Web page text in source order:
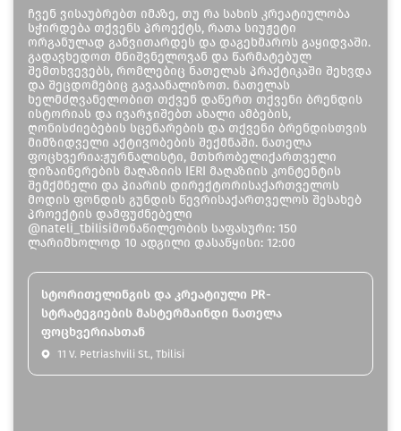
ჩვენ ვისაუბრებთ იმაზე, თუ რა სახის კრეატიულობა
სჭირდება თქვენს პროექტს, რათა სიუჟეტი
ორგანულად განვითარდეს და დაგეხმაროს გაყიდვაში.
გადავხედოთ მნიშვნელოვან და წარმატებულ
შემთხვევებს, რომლებიც ნათელას პრაქტიკაში შეხვდა
და შეცდომებიც გავაანალიზოთ. ნათელას
ხელმძღვანელობით თქვენ დაწერთ თქვენი ბრენდის
ისტორიას და ივარჯიშებთ ახალი ამბების,
ღონისძიებების სცენარების და თქვენი ბრენდისთვის
მიმზიდველი აქტივობების შექმნაში. ნათელა
ფოცხვერია:ჟურნალისტი, მთხრობელიქართველი
დიზაინერების მაღაზიის IERI მაღაზიის კონტენტის
შემქმნელი და პიარის დირექტორისაქართველოს
მოდის ფონდის გუნდის წევრისაქართველოს შესახებ
პროექტის დამფუძნებელი
@nateli_tbilisiმონაწილეობის საფასური: 150
ლარიმხოლოდ 10 ადგილი დასაწყისი: 12:00
სტორითელინგის და კრეატიული PR-
სტრატეგიების მასტერმაინდი ნათელა
ფოცხვერიასთან
11 V. Petriashvili St., Tbilisi